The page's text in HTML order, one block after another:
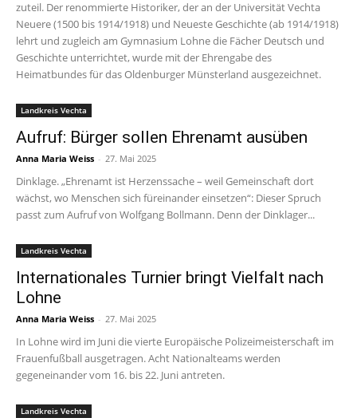
zuteil. Der renommierte Historiker, der an der Universität Vechta
Neuere (1500 bis 1914/1918) und Neueste Geschichte (ab 1914/1918)
lehrt und zugleich am Gymnasium Lohne die Fächer Deutsch und
Geschichte unterrichtet, wurde mit der Ehrengabe des
Heimatbundes für das Oldenburger Münsterland ausgezeichnet.
Landkreis Vechta
Aufruf: Bürger sollen Ehrenamt ausüben
Anna Maria Weiss - 27. Mai 2025
Dinklage. „Ehrenamt ist Herzenssache – weil Gemeinschaft dort
wächst, wo Menschen sich füreinander einsetzen“: Dieser Spruch
passt zum Aufruf von Wolfgang Bollmann. Denn der Dinklager...
Landkreis Vechta
Internationales Turnier bringt Vielfalt nach
Lohne
Anna Maria Weiss - 27. Mai 2025
In Lohne wird im Juni die vierte Europäische Polizeimeisterschaft im
Frauenfußball ausgetragen. Acht Nationalteams werden
gegeneinander vom 16. bis 22. Juni antreten.
Landkreis Vechta